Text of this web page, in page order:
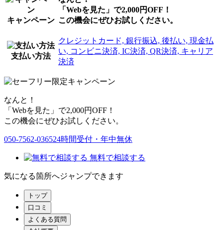
キャンペーン
「Webを見た」で2,000円OFF！
この機会にぜひお試しください。
支払い方法
クレジットカード, 銀行振込, 後払い, 現金払
い, コンビニ決済, IC決済, QR決済, キャリア
決済
なんと！
「Webを見た」で2,000円OFF！
この機会にぜひお試しください。
050-7562-036524時間受付・年中無休
無料で相談する
気になる箇所へジャンプできます
トップ
口コミ
よくある質問